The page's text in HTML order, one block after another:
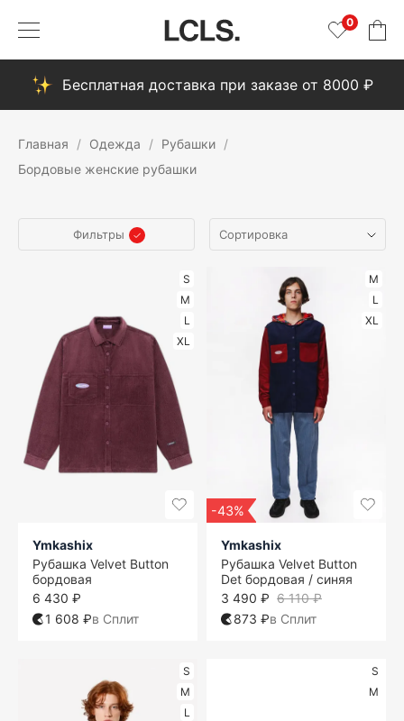
0
Бесплатная доставка при заказе от 8000 ₽
Главная Одежда
Рубашки
Бордовые женские рубашки
Фильтры
S
M
L
XL
Ymkashix
Рубашка Velvet Button
бордовая
6 430 ₽
1 608 ₽в Сплит
M
L
XL
-43%
Ymkashix
Рубашка Velvet Button
Det бордовая / синяя
6 110 ₽
3 490 ₽
873 ₽в Сплит
S
M
L
S
M